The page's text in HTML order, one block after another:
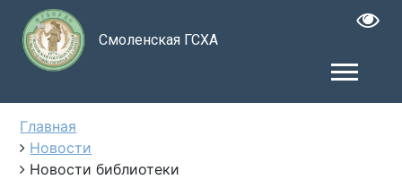
Смоленская ГСХА
Главная
Новости
Новости библиотеки